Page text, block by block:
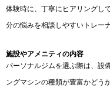
体験時に、丁寧にヒアリングし
分の悩みを相談しやすいトレー
施設やアメニティの内容
パーソナルジムを選ぶ際は、設
ングマシンの種類が豊富かどう